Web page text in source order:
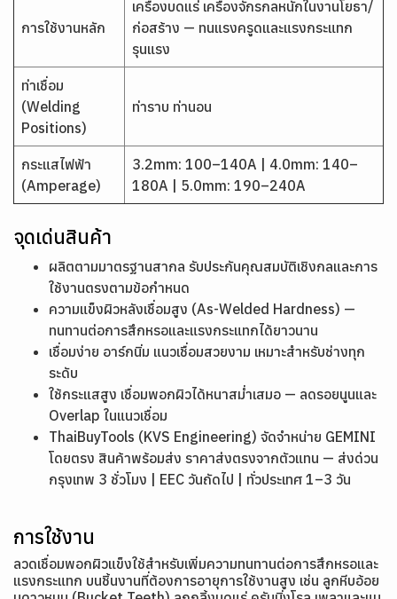
การใช้งานหลัก
เครื่องบดแร่ เครื่องจักรกลหนักในงานโยธา/
ก่อสร้าง — ทนแรงครูดและแรงกระแทก
รุนแรง
ท่าเชื่อม
(Welding
Positions)
ท่าราบ ท่านอน
กระแสไฟฟ้า
(Amperage)
3.2mm: 100–140A | 4.0mm: 140–
180A | 5.0mm: 190–240A
จุดเด่นสินค้า
ผลิตตามมาตรฐานสากล รับประกันคุณสมบัติเชิงกลและการ
ใช้งานตรงตามข้อกำหนด
ความแข็งผิวหลังเชื่อมสูง (As-Welded Hardness) —
ทนทานต่อการสึกหรอและแรงกระแทกได้ยาวนาน
เชื่อมง่าย อาร์กนิ่ม แนวเชื่อมสวยงาม เหมาะสำหรับช่างทุก
ระดับ
ใช้กระแสสูง เชื่อมพอกผิวได้หนาสม่ำเสมอ — ลดรอยนูนและ
Overlap ในแนวเชื่อม
ThaiBuyTools (KVS Engineering) จัดจำหน่าย GEMINI
โดยตรง สินค้าพร้อมส่ง ราคาส่งตรงจากตัวแทน — ส่งด่วน
กรุงเทพ 3 ชั่วโมง | EEC วันถัดไป | ทั่วประเทศ 1–3 วัน
การใช้งาน
ลวดเชื่อมพอกผิวแข็งใช้สำหรับเพิ่มความทนทานต่อการสึกหรอและ
แรงกระแทก บนชิ้นงานที่ต้องการอายุการใช้งานสูง เช่น ลูกหีบอ้อย